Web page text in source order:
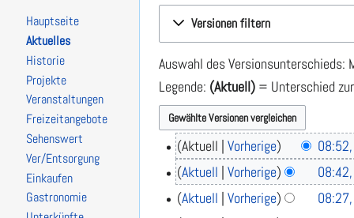
Navigation
springen
Suche
springen
Versionen filtern
Auswahl des Versionsunterschieds:
Legende: (Aktuell) = Unterschied
Aktuell Vorherige
K
e
i
Aktuell Vorherige
KAktuell Vorherige
Hauptseite
Aktuelles
Historie
Projekte
Veranstaltungen
Freizeitangebote
Sehenswert
Ver/Entsorgung
Einkaufen
Gastronomie